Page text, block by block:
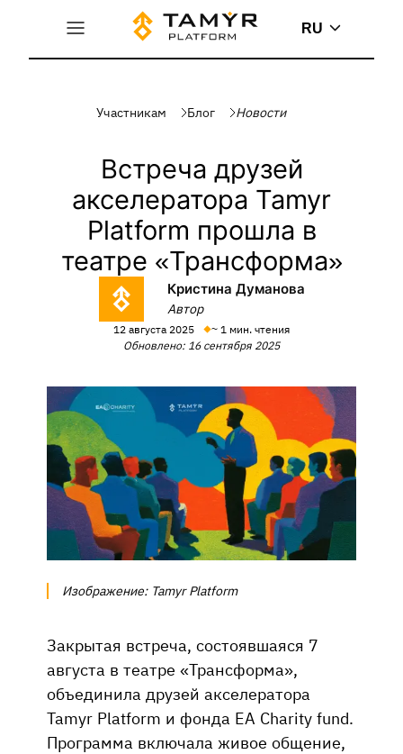
RU
Участникам Блог Новости
Встреча друзей
акселератора Tamyr
Platform прошла в
театре «Трансформа»
Кристина Думанова
Автор
12 августа 2025
~ 1 мин. чтения
Обновлено: 16 сентября 2025
Изображение: Tamyr Platform
Закрытая встреча, состоявшаяся 7
августа в театре «Трансформа»,
объединила друзей акселератора
Tamyr Platform и фонда EA Charity fund.
Программа включала живое общение,